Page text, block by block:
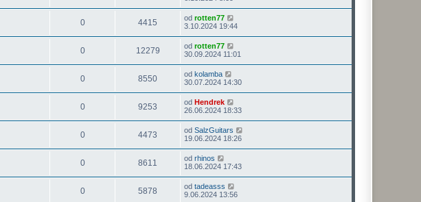
0 4415 od rotten77
3.10.2024 19:44
0 12279 od rotten77
30.09.2024 11:01
0 8550 od kolamba
30.07.2024 14:30
0 9253 od Hendrek
26.06.2024 18:33
0 4473 od SalzGuitars
19.06.2024 18:26
0 8611 od rhinos
18.06.2024 17:43
0 5878 od tadeasss
9.06.2024 13:56